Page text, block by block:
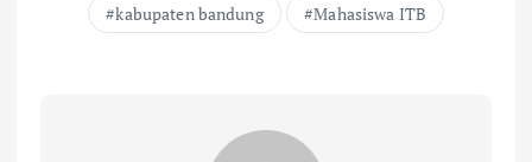
kabupaten bandung
Mahasiswa ITB